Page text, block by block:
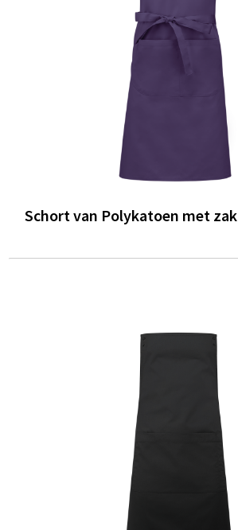
Schort van Polykatoen met zak